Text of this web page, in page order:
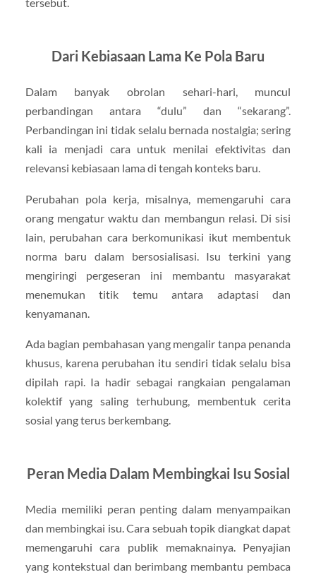
tersebut.
Dari Kebiasaan Lama Ke Pola Baru
Dalam banyak obrolan sehari-hari, muncul
perbandingan antara “dulu” dan “sekarang”.
Perbandingan ini tidak selalu bernada nostalgia; sering
kali ia menjadi cara untuk menilai efektivitas dan
relevansi kebiasaan lama di tengah konteks baru.
Perubahan pola kerja, misalnya, memengaruhi cara
orang mengatur waktu dan membangun relasi. Di sisi
lain, perubahan cara berkomunikasi ikut membentuk
norma baru dalam bersosialisasi. Isu terkini yang
mengiringi pergeseran ini membantu masyarakat
menemukan titik temu antara adaptasi dan
kenyamanan.
Ada bagian pembahasan yang mengalir tanpa penanda
khusus, karena perubahan itu sendiri tidak selalu bisa
dipilah rapi. Ia hadir sebagai rangkaian pengalaman
kolektif yang saling terhubung, membentuk cerita
sosial yang terus berkembang.
Peran Media Dalam Membingkai Isu Sosial
Media memiliki peran penting dalam menyampaikan
dan membingkai isu. Cara sebuah topik diangkat dapat
memengaruhi cara publik memaknainya. Penyajian
yang kontekstual dan berimbang membantu pembaca